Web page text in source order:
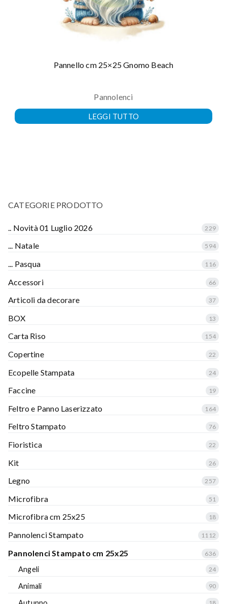
Pannello cm 25×25 Gnomo Beach
Pannolenci
LEGGI TUTTO
CATEGORIE PRODOTTO
.. Novità 01 Luglio 2026 229
... Natale 594
... Pasqua 116
Accessori 66
Articoli da decorare 37
BOX 13
Carta Riso 154
Copertine 22
Ecopelle Stampata 24
Faccine 19
Feltro e Panno Laserizzato 164
Feltro Stampato 76
Fioristica 22
Kit 26
Legno 257
Microfibra 51
Microfibra cm 25x25 18
Pannolenci Stampato 1112
Pannolenci Stampato cm 25x25 636
Angeli 24
Animali 90